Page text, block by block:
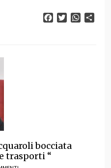
FacebookTwitter
bocciata
trasporti “